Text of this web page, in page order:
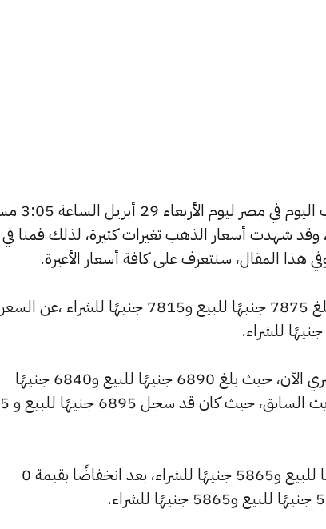
يسعى العديد من الأفراد لمعرفة
وقد شهدت أسعار الذهب تغيرات كثيرة، لذلك قمنا
شهد سعر عيار 24 تراجعًا بقيمة 10 جنيهًا ليبلغ 7875 جنيهًا للبيع و7815 جنيهًا للشراء ،عن السعر
كما شهد سعر عيار 21 انخفاضًا بالسوق المصري الآن، حيث بلغ 6890 جنيهًا للبيع و6840 جنيهًا
للشراء،
وانخفض سعر عيار 18 ليصل إلى 5905 جنيهًا للبيع و5865 جنيهًا للشراء، بعد انخفاضًا بقيمة 0